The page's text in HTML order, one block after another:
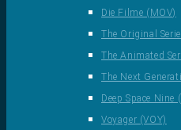
Die Filme (MOV)
The Original
The Animated
The Next
Deep Space Nine
Voyager (VOY)